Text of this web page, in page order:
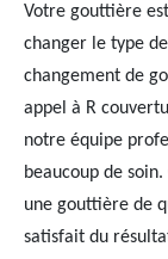
Votre gouttière
changer le type
changement de
appel à R
notre équipe
beaucoup de
une gouttière de
satisfait du